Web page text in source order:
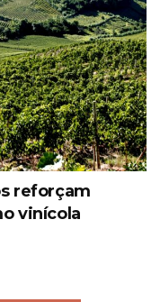
reforçam
vinícola